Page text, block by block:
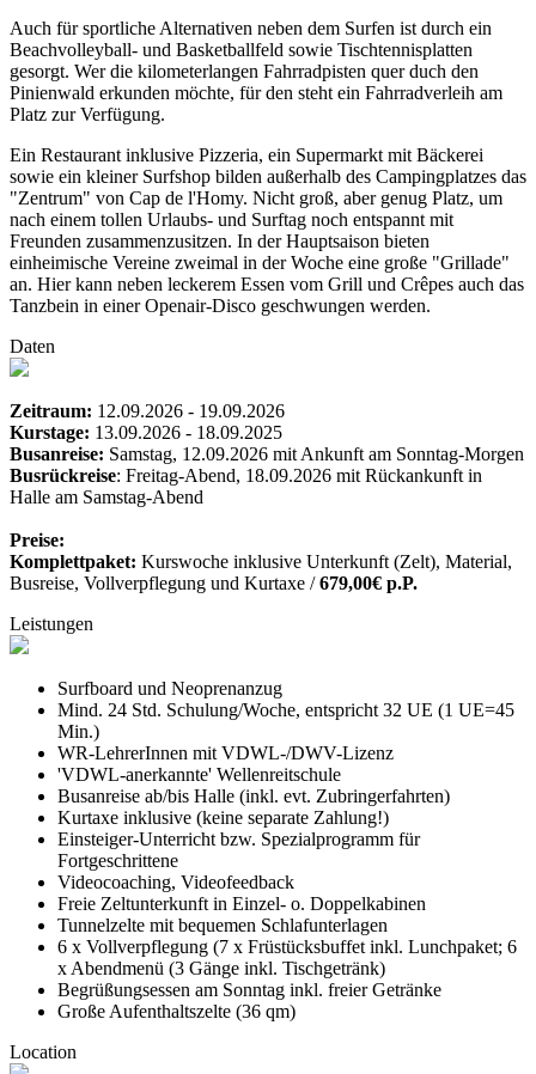
Auch für sportliche Alternativen neben dem Surfen ist durch ein
Beachvolleyball- und Basketballfeld sowie Tischtennisplatten
gesorgt. Wer die kilometerlangen Fahrradpisten quer duch den
Pinienwald erkunden möchte, für den steht ein Fahrradverleih am
Platz zur Verfügung.
Ein Restaurant inklusive Pizzeria, ein Supermarkt mit Bäckerei
sowie ein kleiner Surfshop bilden außerhalb des Campingplatzes das
"Zentrum" von Cap de l'Homy. Nicht groß, aber genug Platz, um
nach einem tollen Urlaubs- und Surftag noch entspannt mit
Freunden zusammenzusitzen. In der Hauptsaison bieten
einheimische Vereine zweimal in der Woche eine große "Grillade"
an. Hier kann neben leckerem Essen vom Grill und Crêpes auch das
Tanzbein in einer Openair-Disco geschwungen werden.
Daten
Zeitraum: 12.09.2026 - 19.09.2026
Kurstage: 13.09.2026 - 18.09.2025
Busanreise: Samstag, 12.09.2026 mit Ankunft am Sonntag-Morgen
Busrückreise: Freitag-Abend, 18.09.2026 mit Rückankunft in
Halle am Samstag-Abend
Preise:
Komplettpaket: Kurswoche inklusive Unterkunft (Zelt), Material,
Busreise, Vollverpflegung und Kurtaxe /679,00€ p.P.
Leistungen
Surfboard und Neoprenanzug
Mind. 24 Std. Schulung/Woche, entspricht 32 UE (1 UE=45
Min.)
WR-LehrerInnen mit VDWL-/DWV-Lizenz
'VDWL-anerkannte' Wellenreitschule
Busanreise ab/bis Halle (inkl. evt. Zubringerfahrten)
Kurtaxe inklusive (keine separate Zahlung!)
Einsteiger-Unterricht bzw. Spezialprogramm für
Fortgeschrittene
Videocoaching, Videofeedback
Freie Zeltunterkunft in Einzel- o. Doppelkabinen
Tunnelzelte mit bequemen Schlafunterlagen
6 x Vollverpflegung (7 x Früstücksbuffet inkl. Lunchpaket; 6
x Abendmenü (3 Gänge inkl. Tischgetränk)
Begrüßungsessen am Sonntag inkl. freier Getränke
Große Aufenthaltszelte (36 qm)
Location